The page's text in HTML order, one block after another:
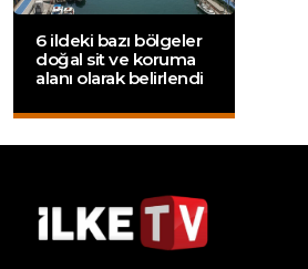
6 ildeki bazı bölgeler
doğal sit ve koruma
alanı olarak belirlendi